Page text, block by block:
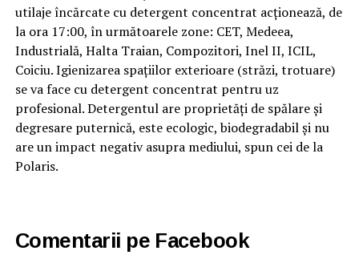
utilaje încărcate cu detergent concentrat acționează, de
la ora 17:00, în următoarele zone: CET, Medeea,
Industrială, Halta Traian, Compozitori, Inel II, ICIL,
Coiciu. Igienizarea spațiilor exterioare (străzi, trotuare)
se va face cu detergent concentrat pentru uz
profesional. Detergentul are proprietăți de spălare și
degresare puternică, este ecologic, biodegradabil și nu
are un impact negativ asupra mediului, spun cei de la
Polaris.
Comentarii pe Facebook